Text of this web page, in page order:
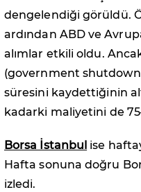
dengelendiği görüldü.
ardından ABD ve
alımlar etkili oldu.
(government
süresini kaydettiğinin
kadarki maliyetini de
Borsa İstanbul ise
Hafta sonuna doğru
izledi.